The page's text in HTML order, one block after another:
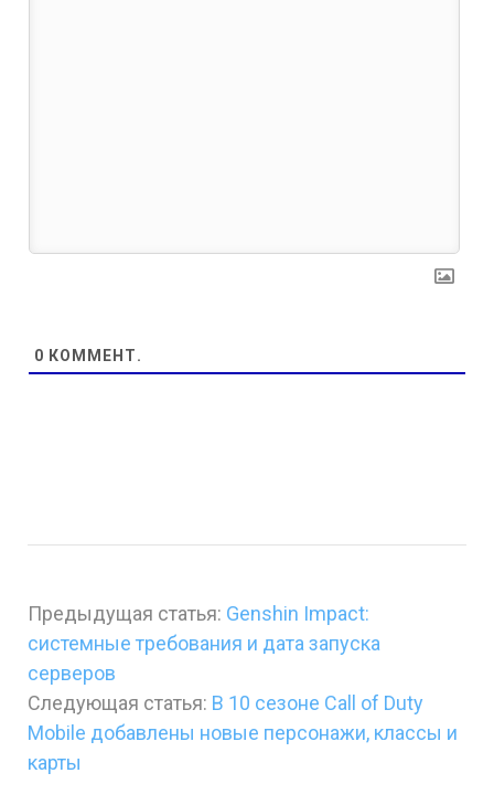
0 КОММЕНТ.
Предыдущая статья: Genshin Impact:
системные требования и дата запуска
серверов
Следующая статья: В 10 сезоне Call of Duty
Mobile добавлены новые персонажи, классы и
карты